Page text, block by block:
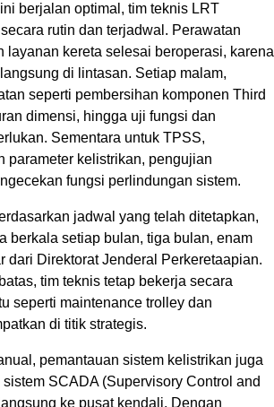
berjalan optimal, tim teknis LRT
rutin dan terjadwal. Perawatan
kereta selesai beroperasi, karena
di lintasan. Setiap malam,
seperti pembersihan komponen Third
dimensi, hingga uji fungsi dan
Sementara untuk TPSS,
parameter kelistrikan, pengujian
fungsi perlindungan sistem.
jadwal yang telah ditetapkan,
berkala setiap bulan, tiga bulan, enam
dari Direktorat Jenderal Perkeretaapian.
tim teknis tetap bekerja secara
seperti maintenance trolley dan
di titik strategis.
pemantauan sistem kelistrikan juga
SCADA (Supervisory Control and
ke pusat kendali. Dengan